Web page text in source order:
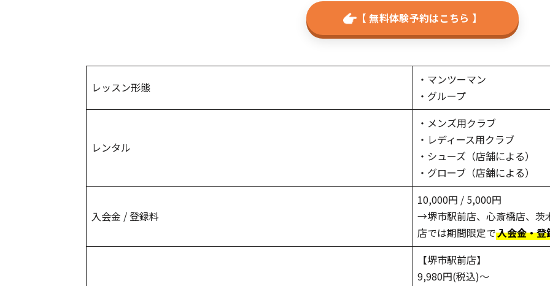
【 無料体験予約はこちら 】
レッスン形態
・マンツーマン
・グループ
レンタル
・メンズ用クラブ
・レディース用クラブ
・シューズ（店舗による）
・グローブ（店舗による）
入会金 / 登録料
10,000円 / 5,000円
→堺市駅前店、心斎橋店、茨
店では期間限定で入会金・登
【堺市駅前店】
9,980円(税込)〜